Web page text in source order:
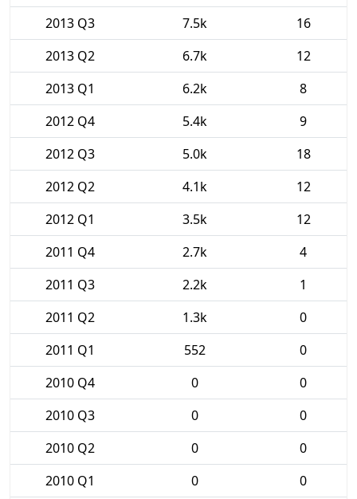
2013 Q3
7.5k
16
2013 Q2
6.7k
12
2013 Q1
6.2k
8
2012 Q4
5.4k
9
2012 Q3
5.0k
18
2012 Q2
4.1k
12
2012 Q1
3.5k
12
2011 Q4
2.7k
4
2011 Q3
2.2k
1
2011 Q2
1.3k
0
2011 Q1
552
0
2010 Q4
0
0
2010 Q3
0
0
2010 Q2
0
0
2010 Q1
0
0